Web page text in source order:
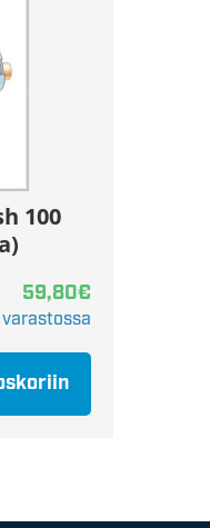
100
59,80€
varastossa